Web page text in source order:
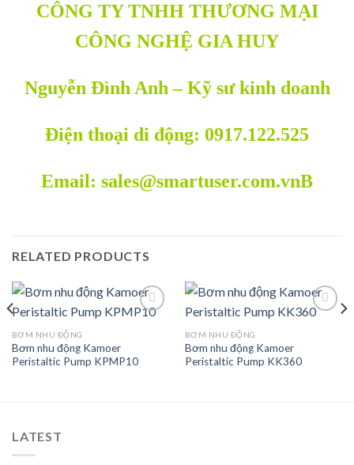
CÔNG TY TNHH THƯƠNG MẠI
CÔNG NGHỆ GIA HUY
Nguyễn Đình Anh – Kỹ sư kinh doanh
Điện thoại di động: 0917.122.525
Email: sales@smartuser.com.vnB
RELATED PRODUCTS
Wishlist
BƠM NHU ĐỘNG
Bơm nhu động Kamoer
Peristaltic Pump KPMP10
Wishlist
BƠM NHU ĐỘNG
Bơm nhu động Kamoer
Peristaltic Pump KK360
LATEST